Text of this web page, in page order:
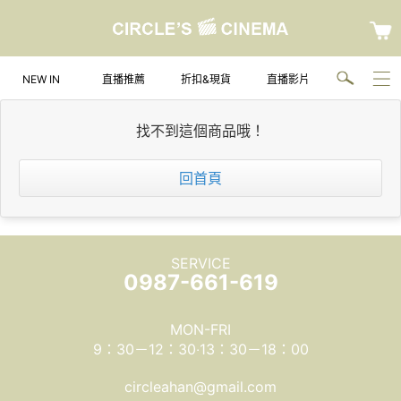
NEW IN 直播推薦 折扣&現貨 直播影片
找不到這個商品哦！
回首頁
SERVICE
0987-661-619
MON-FRI
9：30－12：30‧13：30－18：00
circleahan@gmail.com